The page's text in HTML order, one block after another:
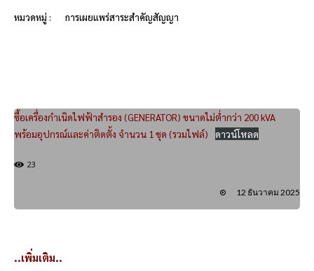
หมวดหมู่ : การเผยแพร่สาระสำคัญสัญญา
ซื้อเครื่องกำเนิดไฟฟ้าสำรอง (GENERATOR) ขนาดไม่ต่ำกว่า 200 kVA
พร้อมอุปกรณ์และค่าติดตั้ง จำนวน 1 ชุด (รวมไฟล์)
ดาวน์โหลด
23
12 ธันวาคม 2025
..เพิ่มเติม..